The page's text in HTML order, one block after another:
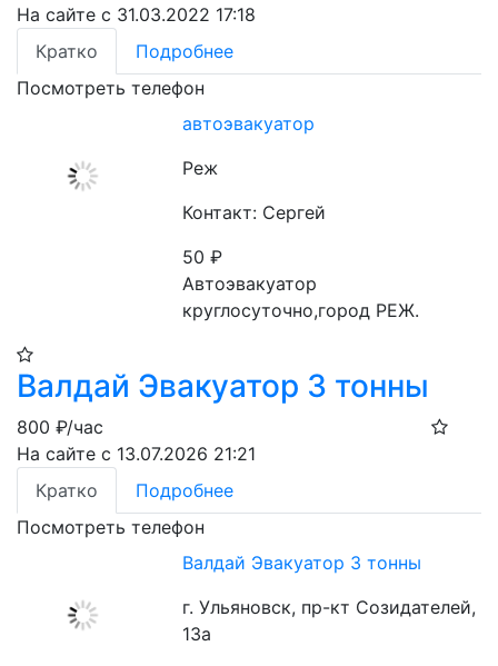
На сайте с 31.03.2022 17:18
Кратко
Подробнее
Посмотреть телефон
автоэвакуатор
Реж
Контакт: Сергей
50₽
Автоэвакуатор
круглосуточно,город РЕЖ.
Валдай Эвакуатор 3 тонны
800 ₽/час
На сайте с 13.07.2026 21:21
Кратко
Подробнее
Посмотреть телефон
Валдай Эвакуатор 3 тонны
г. Ульяновск, пр-кт Созидателей,
13а